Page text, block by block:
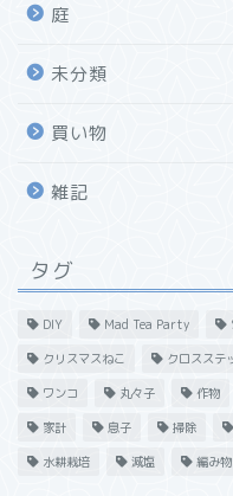
庭
未分類
買い物
雑記
タグ
DIY Mad Tea Party
クリスマスねこ クロスステ
ワンコ 丸々子 作物
家計 息子 掃除
水耕栽培 減塩 編み物